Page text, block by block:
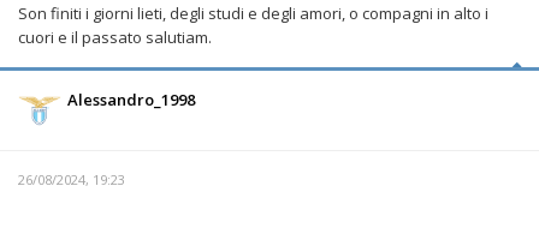
Son finiti i giorni lieti, degli studi e degli amori, o compagni in alto i
cuori e il passato salutiam.
Alessandro_1998
26/08/2024, 19:23